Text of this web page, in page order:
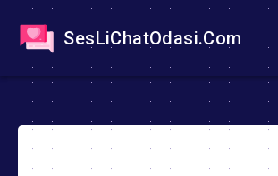
SesLiChatOdasi.Com